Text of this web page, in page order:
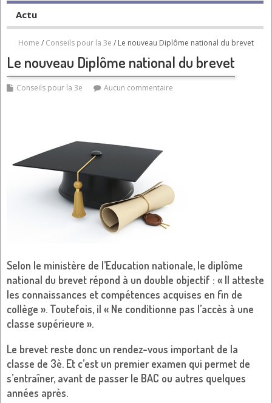
Actu
Home / Conseils pour la 3e / Le nouveau Diplôme national du brevet
Le nouveau Diplôme national du brevet
Conseils pour la 3e Aucun commentaire
Selon le ministère de l’Education nationale, le diplôme
national du brevet répond à un double objectif : « Il atteste
les connaissances et compétences acquises en fin de
collège ». Toutefois, il « Ne conditionne pas l’accès à une
classe supérieure ».
Le brevet reste donc un rendez-vous important de la
classe de 3è. Et c’est un premier examen qui permet de
s’entraîner, avant de passer le BAC ou autres quelques
années après.